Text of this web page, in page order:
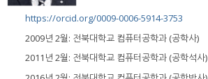
https://orcid.org/0009-0006-5914-3753
2009년 2월: 전북대학교 컴퓨터공학과 (공학사)
2011년 2월: 전북대학교 컴퓨터공학과 (공학석사)